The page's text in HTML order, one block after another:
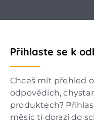
Přihlaste se k
Chceš mít přehled
odpovědích,
produktech?
měsíc ti dorazí do